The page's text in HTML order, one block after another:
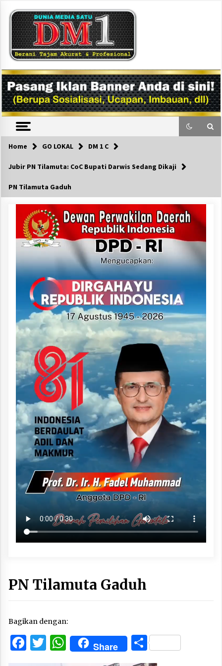
content
DM1
Home GO LOKAL DM 1 C
Jubir PN Tilamuta: CoC Bupati Darwis Sedang Dikaji
PN Tilamuta Gaduh
PN Tilamuta Gaduh
Bagikan dengan:
Facebook
Twitter
WhatsApp
Share Share